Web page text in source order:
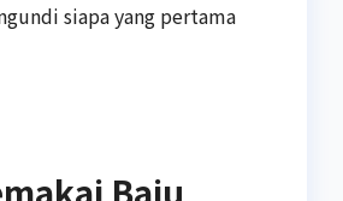
siapa yang pertama